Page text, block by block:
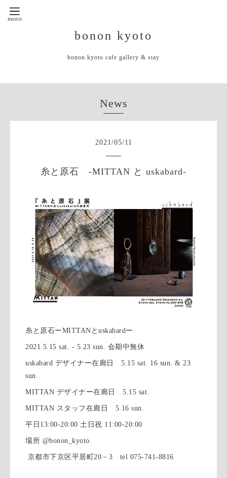
bonon kyoto
bonon kyoto cafe gallery & stay
News
2021/05/11
糸と原石 -MITTAN と uskabard-
糸と原石ーMITTANとuskabardー
2021.5.15 sat. - 5.23 sun. 会期中無休
uskabard デザイナー在廊日 5.15 sat. 16 sun. & 23
sun.
MITTAN デザイナー在廊日 5.15 sat.
MITTAN スタッフ在廊日 5.16 sun.
平日13:00-20:00 土日祝 11:00-20:00
場所 @bonon_kyoto
京都市下京区平居町20－3 tel 075-741-8816